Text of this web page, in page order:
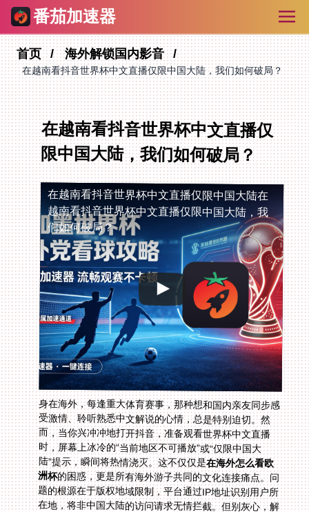
番茄加速器
首页 海外解锁国内影音
在越南看抖音世界杯中文直播仅限中国大陆，我们如何破局？
在越南看抖音世界杯中文直播仅
限中国大陆，我们如何破局？
在越南看抖音世界杯中文直播仅限中国大陆在
越南看抖音世界杯中文直播仅限中国大陆，我
们如何破局？
身在海外，每逢重大体育赛事，那种想和国内亲友同步感
受激情、聆听熟悉中文解说的心情，总是特别迫切。然
而，当你兴冲冲地打开抖音，准备观看世界杯中文直播
时，屏幕上冰冷的“当前地区不可播放”或“仅限中国大
陆”提示，瞬间将热情浇灭。这不仅仅是在海外怎么看欧
洲杯的困惑，更是所有海外游子共同的文化连接痛点。问
题的根源在于版权地域限制，平台通过IP地址识别用户所
在地，将非中国大陆的访问请求无情拦截。但别灰心，解
决方案的核心在于一个可靠的“网络桥梁”——回国加速
器。本文将为你一步步拆解，如何利用这类工具，特别是